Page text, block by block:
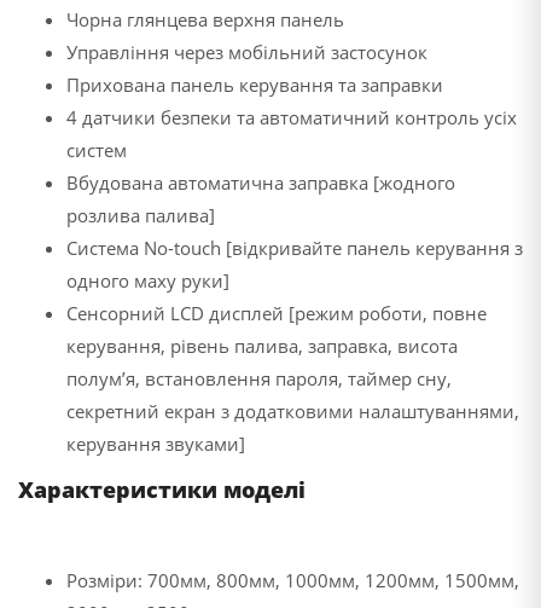
Чорна глянцева верхня панель
Управління через мобільний застосунок
Прихована панель керування та заправки
4 датчики безпеки та автоматичний контроль усіх
систем
Вбудована автоматична заправка [жодного
розлива палива]
Система No-touch [відкривайте панель керування з
одного маху руки]
Cенсорний LCD дисплей [режим роботи, повне
керування, рівень палива, заправка, висота
полум’я, встановлення пароля, таймер сну,
секретний екран з додатковими налаштуваннями,
керування звуками]
Характеристики моделі
Розміри: 700мм, 800мм, 1000мм, 1200мм, 1500мм,